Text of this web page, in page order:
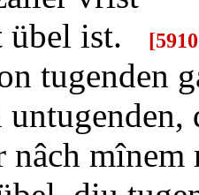
übel ist.
[
tugenden
nâch mînem